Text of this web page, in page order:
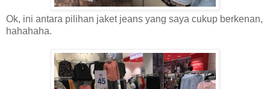
Ok, ini antara pilihan jaket jeans yang saya cukup berkenan,
hahahaha.